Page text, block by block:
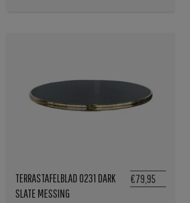
TERRASTAFELBLAD 0231 DARK
SLATE MESSING
€79,95